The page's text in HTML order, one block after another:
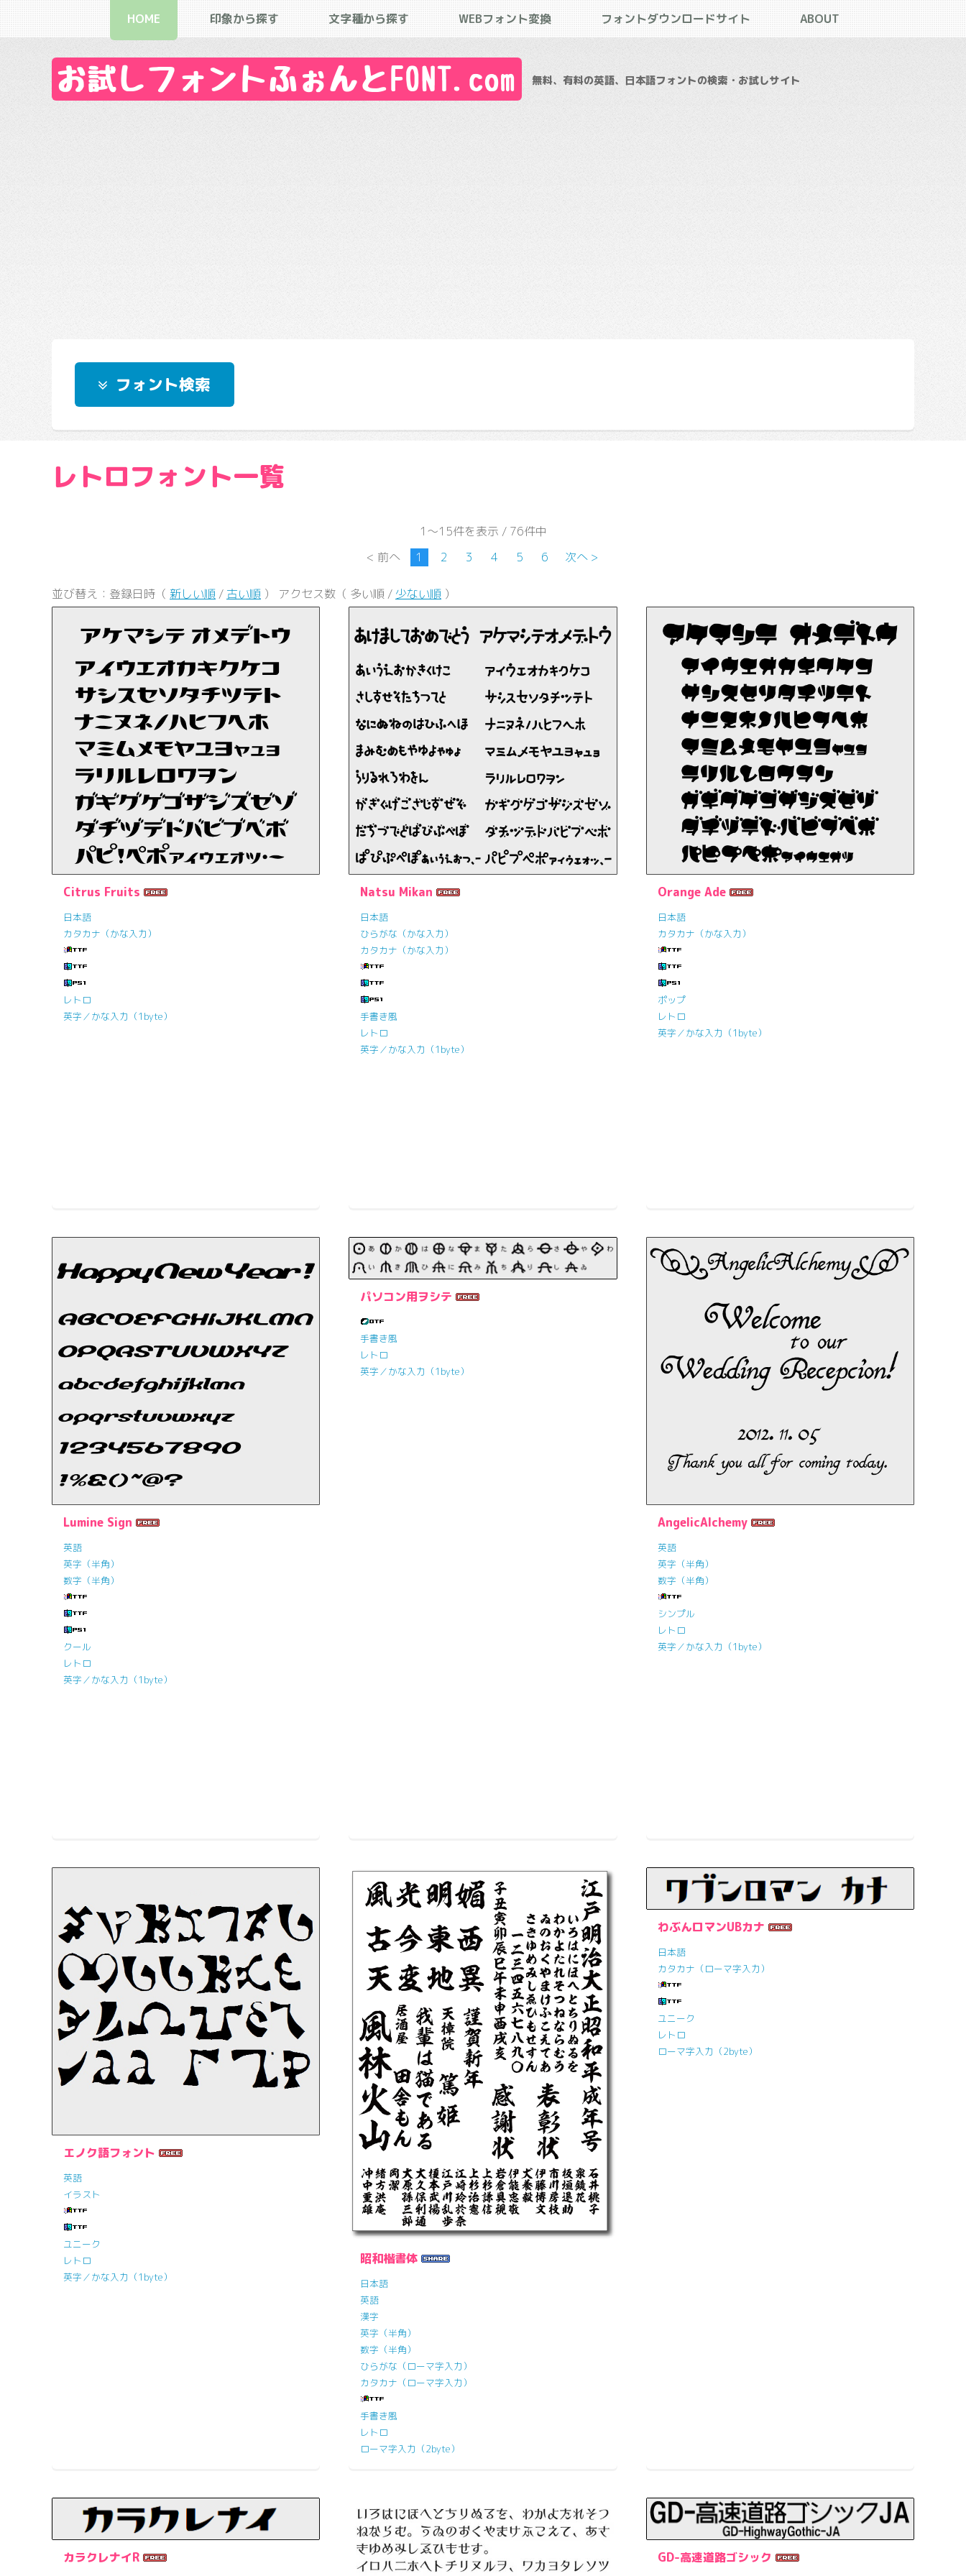
お試しフォントふぉんとFONT.com 無料、有料の英語、日本語フォントの検索・お試しサイト
フォント検索
レトロフォント一覧
1～15件を表示 / 76件中
< 前へ
1 2 3 4 5 6 次へ >
並び替え：登録日時（ 新しい順 / 古い順 ） アクセス数（ 多い順 / 少ない順 ）
Citrus Fruits
日本語
カタカナ（かな入力）
レトロ
英字／かな入力（1byte）
Natsu Mikan
日本語
ひらがな（かな入力）
カタカナ（かな入力）
手書き風
レトロ
英字／かな入力（1byte）
Orange Ade
日本語
カタカナ（かな入力）
ポップ
レトロ
英字／かな入力（1byte）
Lumine Sign
英語
英字（半角）
数字（半角）
クール
レトロ
英字／かな入力（1byte）
パソコン用ヲシテ
手書き風
レトロ
英字／かな入力（1byte）
AngelicAlchemy
英語
英字（半角）
数字（半角）
シンプル
レトロ
英字／かな入力（1byte）
エノク語フォント
英語
イラスト
ユニーク
レトロ
英字／かな入力（1byte）
昭和楷書体
日本語
英語
漢字
英字（半角）
数字（半角）
ひらがな（ローマ字入力）
カタカナ（ローマ字入力）
手書き風
レトロ
ローマ字入力（2byte）
わぶんロマンUBカナ
日本語
カタカナ（ローマ字入力）
ユニーク
レトロ
ローマ字入力（2byte）
カラクレナイR GD-高速道路ゴシック
HOME 印象から探す 文字種から探す WEBフォント変換 フォントダウンロードサイト ABOUT